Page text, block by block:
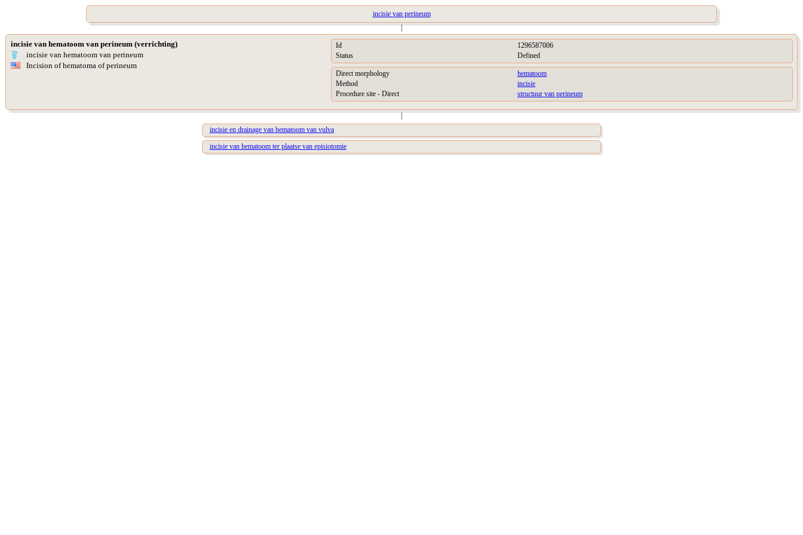
incisie van perineum
|
incisie van hematoom van perineum (verrichting)
incisie van hematoom van perineum
Incision of hematoma of perineum
Id
1296587006
Status
Defined
Direct morphology
hematoom
Method
incisie
Procedure site - Direct
structuur van perineum
|
incisie en drainage van hematoom van vulva
incisie van hematoom ter plaatse van episiotomie